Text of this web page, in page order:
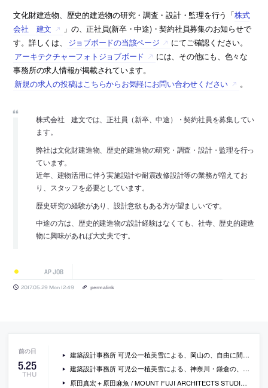
文化財建造物、歴史的建造物の研究・調査・設計・監理を行う「株式
会社 建文
」の、正社員(新卒・中途)・契約社員募集のお知らせで
す。詳しくは、
ジョブボードの当該ページ
にてご確認ください。
アーキテクチャーフォトジョブボード
には、その他にも、色々な
事務所の求人情報が掲載されています。
新規の求人の投稿はこちらからお気軽にお問い合わせください
。
株式会社 建文では、正社員（新卒、中途）・契約社員を募集してい
ます。
弊社は文化財建造物、歴史的建造物の研究・調査・設計・監理を行っ
ています。
近年、建物活用に伴う実施設計や耐震改修設計等の業務が増えてお
り、スタッフを必要としています。
歴史研究の経験があり、設計意欲もある方が望ましいです。
中途の方は、歴史的建造物の設計経験はなくても、社寺、歴史的建造
物に興味があれば大丈夫です。
AP JOB
2017.05.29 Mon 12:49 permalink
5.25
THU
建築設計事務所 可児公一植美雪による、岡山の、自由に間仕切れる大空間をもつ住宅「SOJA-O」の写真
建築設計事務所 可児公一植美雪による、神奈川・鎌倉の、RCのフレームが特徴的な住宅「SHICHIRI-Y」の写真
原田真宏＋原田麻魚 / MOUNT FUJI ARCHITECTS STUDIOによる、愛知の学童保育のための施設「知立の寺子屋」の写真など